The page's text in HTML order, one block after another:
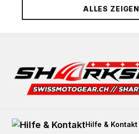
ALLES ZEIGEN
Hilfe & Kontakt